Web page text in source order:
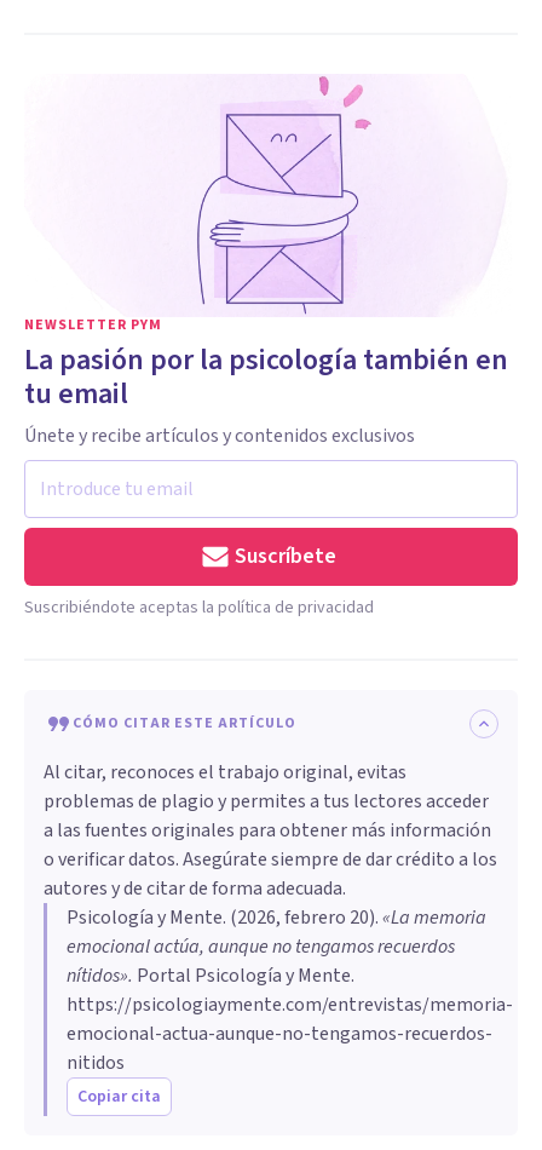
NEWSLETTER PYM
La pasión por la psicología también en
tu email
Únete y recibe artículos y contenidos exclusivos
Suscríbete
Suscribiéndote aceptas la política de privacidad
CÓMO CITAR ESTE ARTÍCULO
Al citar, reconoces el trabajo original, evitas
problemas de plagio y permites a tus lectores acceder
a las fuentes originales para obtener más información
o verificar datos. Asegúrate siempre de dar crédito a los
autores y de citar de forma adecuada.
Psicología y Mente. (2026, febrero 20).«La memoria
emocional actúa, aunque no tengamos recuerdos
nítidos». Portal Psicología y Mente.
https://psicologiaymente.com/entrevistas/memoria-
emocional-actua-aunque-no-tengamos-recuerdos-
nitidos
Copiar cita